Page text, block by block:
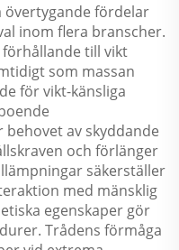
fördelar
inom flera branscher.
till vikt
som massan
för vikt-känsliga
av skyddande
och förlänger
säkerställer
med mänsklig
egenskaper gör
Trådens förmåga